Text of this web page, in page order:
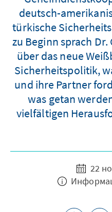
deutsch-
türkische
zu Beginn sprach Dr.
über das neue
Sicherheitspolitik,
und ihre Partner
was getan
vielfältigen
22